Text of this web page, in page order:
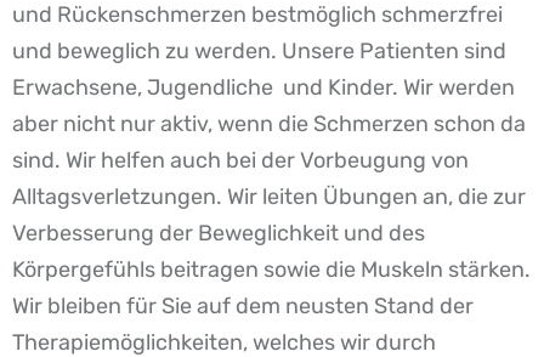
und Rückenschmerzen bestmöglich schmerzfrei
und beweglich zu werden. Unsere Patienten sind
Erwachsene, Jugendliche und Kinder. Wir werden
aber nicht nur aktiv, wenn die Schmerzen schon da
sind. Wir helfen auch bei der Vorbeugung von
Alltagsverletzungen. Wir leiten Übungen an, die zur
Verbesserung der Beweglichkeit und des
Körpergefühls beitragen sowie die Muskeln stärken.
Wir bleiben für Sie auf dem neusten Stand der
Therapiemöglichkeiten, welches wir durch